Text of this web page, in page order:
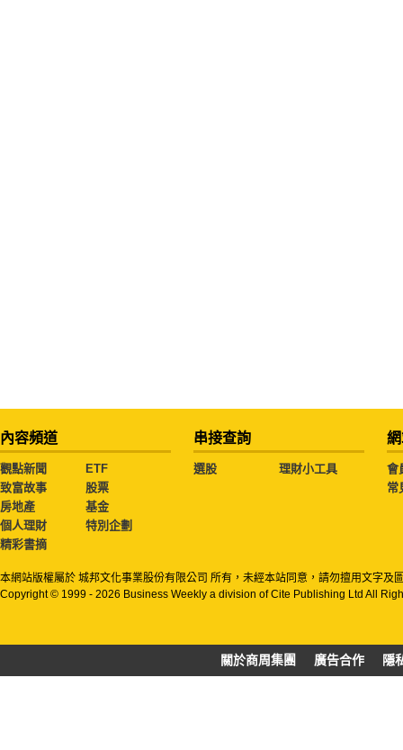
內容頻道
觀點新聞
ETF
致富故事
股票
房地產
基金
個人理財
特別企劃
精彩書摘
串接查詢
選股 理財小工具
會
常
本網站版權屬於 城邦文化事業股份有限公司 所有，未經本站同意，請勿擅用文字及
Copyright © 1999 - 2026 Business Weekly a division of Cite Publishing Ltd All
關於商周集團 廣告合作 隱